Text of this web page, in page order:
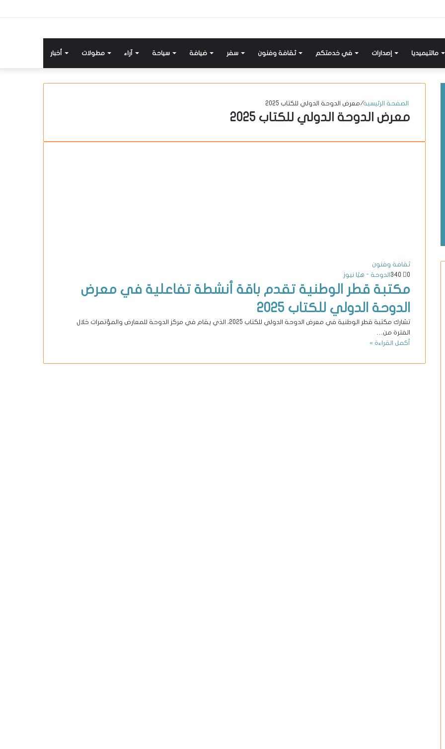
أخبار مطولات آراء سياحة ضيافة سفر ثقافة وفنون في خدمتكم إصدارات مالتيميديا
الصفحة الرئيسية/معرض الدوحة الدولي للكتاب 2025
معرض الدوحة الدولي للكتاب 2025
ثقافة وفنون
الدوحة - هيّا نيوز
0
مكتبة قطر الوطنية تقدم باقة أنشطة تفاعلية في معرض
الدوحة الدولي للكتاب 2025
تشارك مكتبة قطر الوطنية في معرض الدوحة الدولي للكتاب 2025، الذي يقام في مركز الدوحة للمعارض والمؤتمرات خلال
الفترة من…
أكمل القراءة »